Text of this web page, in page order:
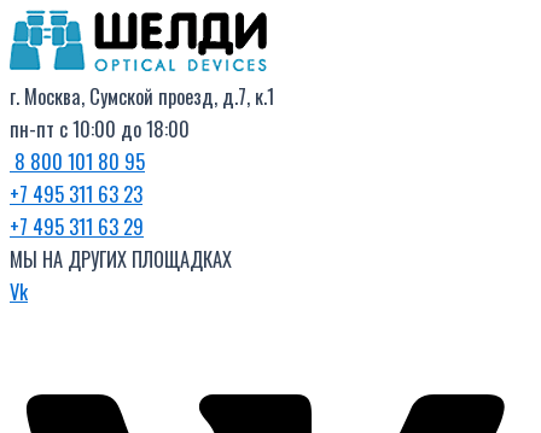
Перейти
к
содержимому
г. Москва, Сумской проезд, д.7, к.1
пн-пт с 10:00 до 18:00
8 800 101 80 95
+7 495 311 63 23
+7 495 311 63 29
МЫ НА ДРУГИХ ПЛОЩАДКАХ
Vk
Поиск
товаров